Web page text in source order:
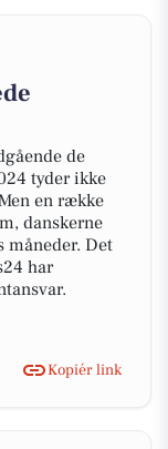
de
tyder ikke
en række
danskerne
måneder. Det
har
Kopiér link